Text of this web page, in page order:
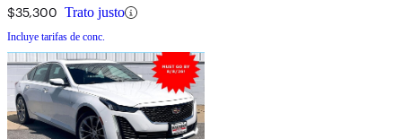
$35,300 Trato justo
Incluye tarifas de conc.